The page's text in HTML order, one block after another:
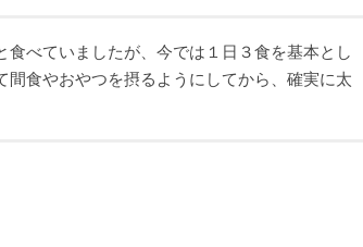
食べていましたが、今では１日３食を基本とし
間食やおやつを摂るようにしてから、確実に太